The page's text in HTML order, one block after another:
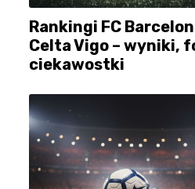
Rankingi FC
Celta Vigo – wyniki,
ciekawostki